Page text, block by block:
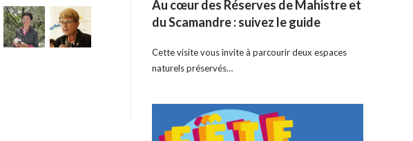
Au cœur des Réserves de Mahistre et
du Scamandre : suivez le guide
Cette visite vous invite à parcourir deux espaces
naturels préservés…